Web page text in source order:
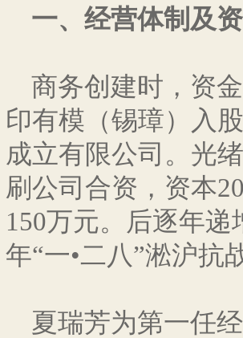
一、经营体制及
商务创建时，资
印有模（锡璋）入
成立有限公司。光
刷公司合资，资本
150万元。后逐年
年“一•二八”淞沪抗
夏瑞芳为第一任